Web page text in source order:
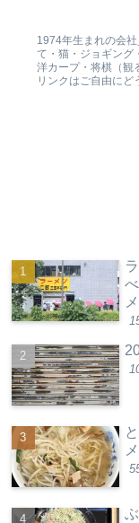
1974年生まれの会
て・猫・ジョギング
洋カープ・将棋（観
リンクはご自由にど